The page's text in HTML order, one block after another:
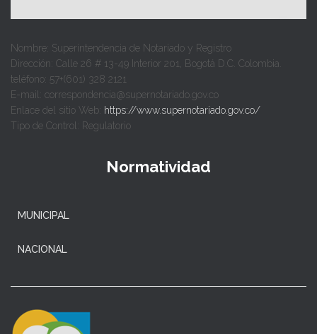
Nombre: Superintendencia de Notariado y Registro
Dirección: Calle 26 # 13-49 Interior 201, Bogotá D.C. Colombia.
teléfono: 57+(601) 328 2121
E-mail: correspondencia@supernotariado.gov.co
Enlace del sitio Web: https://www.supernotariado.gov.co/
Tipo de Control: Regulatorio
Normatividad
MUNICIPAL
NACIONAL